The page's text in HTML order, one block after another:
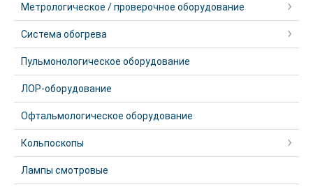
Метрологическое / проверочное оборудование
Система обогрева
Пульмонологическое оборудование
ЛОР-оборудование
Офтальмологическое оборудование
Кольпоскопы
Лампы смотровые